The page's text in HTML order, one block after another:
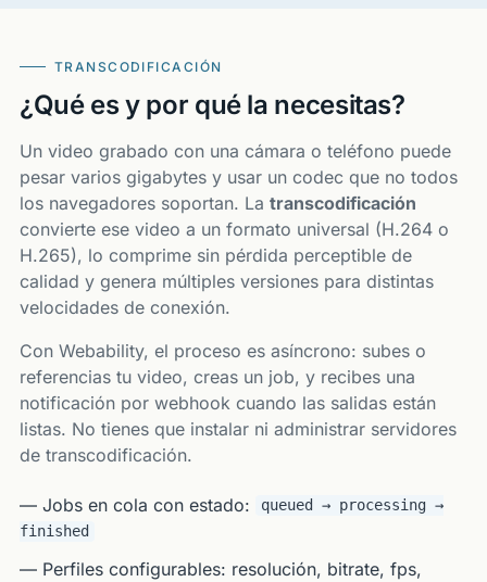
TRANSCODIFICACIÓN
¿Qué es y por qué la necesitas?
Un video grabado con una cámara o teléfono puede
pesar varios gigabytes y usar un codec que no todos
los navegadores soportan. La transcodificación
convierte ese video a un formato universal (H.264 o
H.265), lo comprime sin pérdida perceptible de
calidad y genera múltiples versiones para distintas
velocidades de conexión.
Con Webability, el proceso es asíncrono: subes o
referencias tu video, creas un job, y recibes una
notificación por webhook cuando las salidas están
listas. No tienes que instalar ni administrar servidores
de transcodificación.
— Jobs en cola con estado:
queued → processing →
finished
— Perfiles configurables: resolución, bitrate, fps,